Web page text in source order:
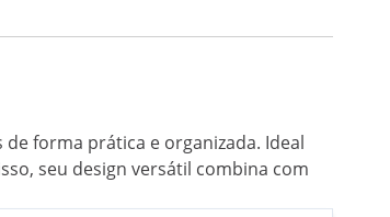
forma prática e organizada. Ideal
seu design versátil combina com